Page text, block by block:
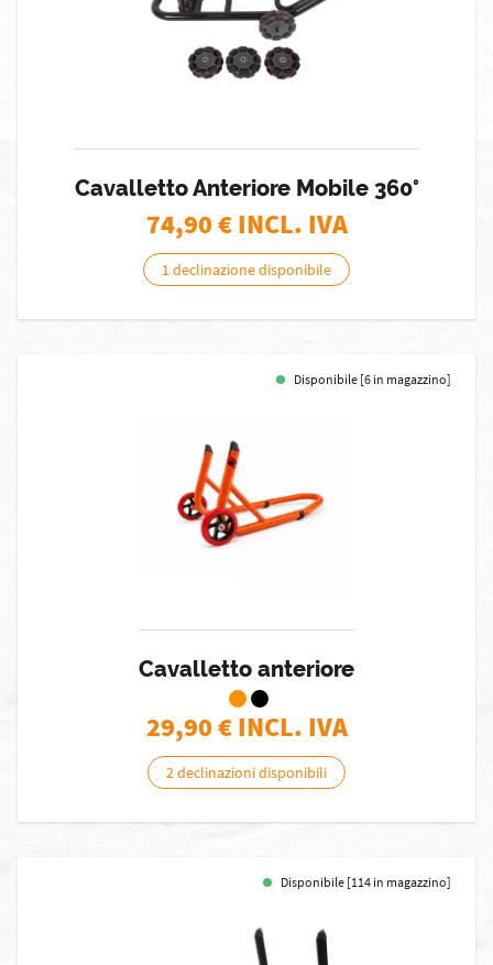
Cavalletto Anteriore Mobile 360°
74,90€ INCL. IVA
1 declinazione disponibile
Disponibile [6 in magazzino]
Cavalletto anteriore
29,90€ INCL. IVA
2 declinazioni disponibili
Disponibile [114 in magazzino]